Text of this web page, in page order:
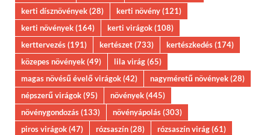
kerti dísznövények(28) kerti növény(121)
kerti növények(164) kerti virágok(108)
kerttervezés(191) kertészet(733) kertészkedés(174)
közepes növények(49) lila virág(65)
magas növésű évelő virágok(42) nagyméretű növények(28)
népszerű virágok(95) növények(445)
növénygondozás(133) növényápolás(303)
piros virágok(47) rózsaszín(28) rózsaszín virág(61)